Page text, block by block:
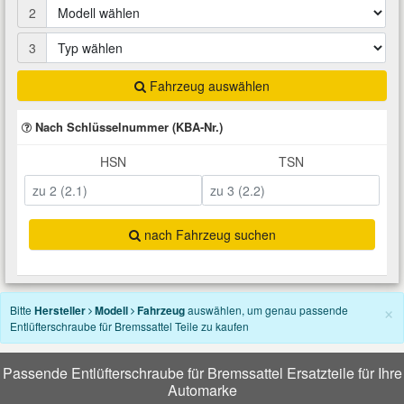
2
3
Fahrzeug auswählen
Nach Schlüsselnummer (KBA-Nr.)
HSN TSN
nach Fahrzeug suchen
×
Bitte Hersteller Modell Fahrzeugauswählen, um genau passende
Entlüfterschraube für Bremssattel Teile zu kaufen
Passende Entlüfterschraube für Bremssattel Ersatzteile für Ihre
Automarke
Heizung und Klimaanlage
Kraftstoffsystem
Kühlung
Lenkung
Motor
Karosserieteile
Räder und Reifen
Montage
Reiniger
Rostlöser
Scheibenkleber
Schmiermittel
Total Motoröle
Druckluft Werkzeuge
Fahrwerk Werkzeuge
Halterung Abgasstrang
Handwerkzeuge
Kfz Spezialwerkzeuge
Leitungsverbinder
Motortechnik Werkzeuge
Prüf- und Messwerkzeuge
Glühlampen
Kfz-Pflege
Kofferraumwanne
Ladetechnik für Elektroautos
Marderschutz
Nachrüstwischer
Pannenhilfe
Reifen Zubehör
VW Ersatzteile
Abarth Ersatzteile
Alfa Romeo Ersatzteile
Audi Ersatzteile
BMW Ersatzteile
Chevrolet Ersatzteile
Chrysler Ersatzteile
Cupra Ersatzteile